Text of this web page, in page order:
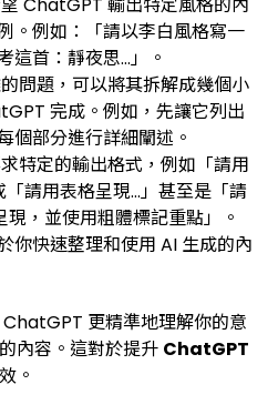
。例如：「請以李白風格寫一
這首：靜夜思…」。
的問題，可以將其拆解成幾個小
完成。例如，先讓它列出
個部分進行詳細闡述。
特定的輸出格式，例如「請用
請用表格呈現...」甚至是「請
，並使用粗體標記重點」。
你快速整理和使用 AI 生成的內
更精準地理解你的意
內容。這對於提升 ChatGPT
。